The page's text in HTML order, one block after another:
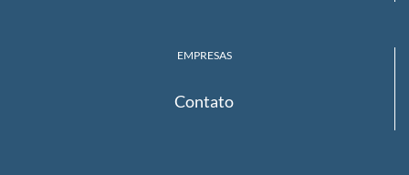
EMPRESAS
Contato